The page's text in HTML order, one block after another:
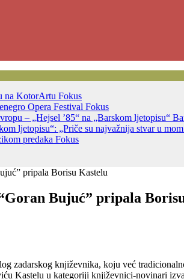
na KotorArtu Fokus
Opera Festival Fokus
– „Hejsel ’85“ na „Barskom ljetopisu“
ljetopisu“: „Priče su najvažnija stvar u
predaka Fokus
pripala Borisu Kastelu
Bujuć” pripala
zadarskog književnika, koju već
Kastelu u kategoriji književnici-novinari